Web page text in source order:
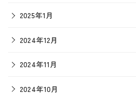
2025年1月
2024年12月
2024年11月
2024年10月